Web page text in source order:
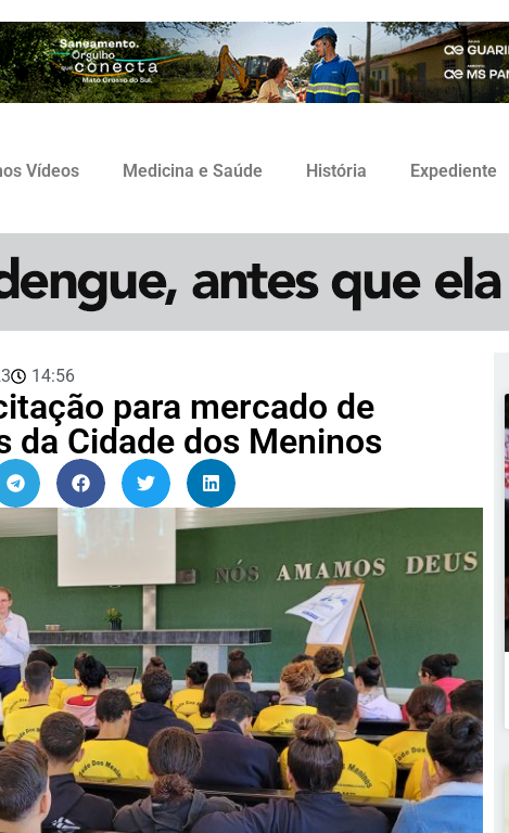
Vídeos Medicina e Saúde História Expediente
14:56
para mercado de
da Cidade dos Meninos